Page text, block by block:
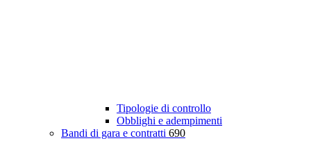
Tipologie di controllo
Obblighi e adempimenti
Bandi di gara e contratti 690